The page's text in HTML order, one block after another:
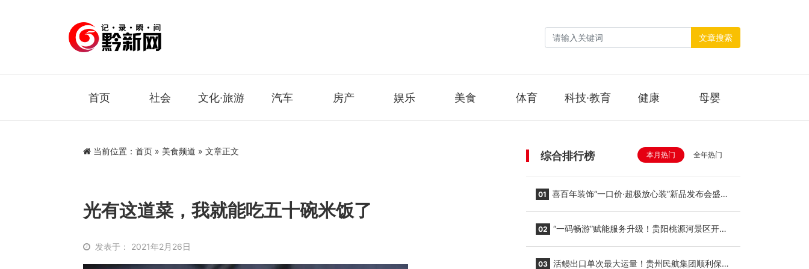
文章搜索
首页 社会 文化·旅游 汽车 房产 娱乐 美食 体育 科技·教育 健康 母婴
当前位置： 首页 » 美食频道 » 文章正文
光有这道菜，我就能吃五十碗米饭了
发表于： 2021年2月26日
综合排行榜 本月热门 全年热门
01 喜百年装饰“一口价·超极放心装”新品发布会盛大
02 “一码畅游”赋能服务升级！贵阳桃源河景区开
03 活鳗出口单次最大运量！贵州民航集团顺利保障